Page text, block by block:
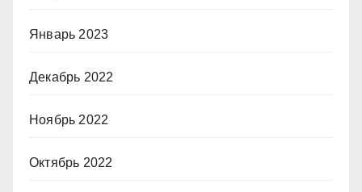
Январь 2023
Декабрь 2022
Ноябрь 2022
Октябрь 2022